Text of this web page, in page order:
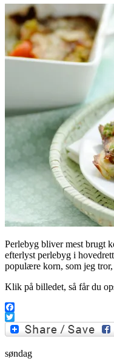
Perlebyg bliver mest brugt
efterlyst perlebyg i
populære korn, som jeg
Klik på billedet, så får du
Facebook
Twitter
søndag